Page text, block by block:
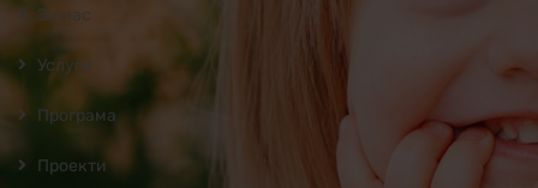
За нас
Услуги
Програмa
Проекти